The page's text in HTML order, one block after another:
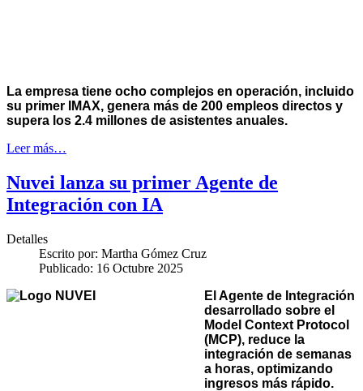
La empresa tiene ocho complejos en operación, incluido
su primer IMAX, genera más de 200 empleos directos y
supera los 2.4 millones de asistentes anuales.
Leer más…
Nuvei lanza su primer Agente de
Integración con IA
Detalles
Escrito por: Martha Gómez Cruz
Publicado: 16 Octubre 2025
El Agente de Integración
desarrollado sobre el
Model Context Protocol
(MCP), reduce la
integración de semanas
a horas, optimizando
ingresos más rápido.